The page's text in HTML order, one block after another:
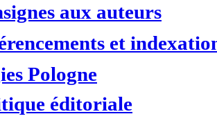
aux auteurs
et
Pologne
éditoriale